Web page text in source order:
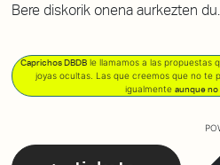
Bere diskorik onena aurkezten
Caprichos DBDB le llamamos a las propuestas
joyas ocultas. Las que creemos que no te
igualmente aunque no